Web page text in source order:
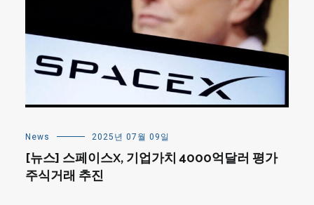
News 2025년 07월 09일
[뉴스] 스페이스X, 기업가치 4000억달러 평가
주식거래 추진